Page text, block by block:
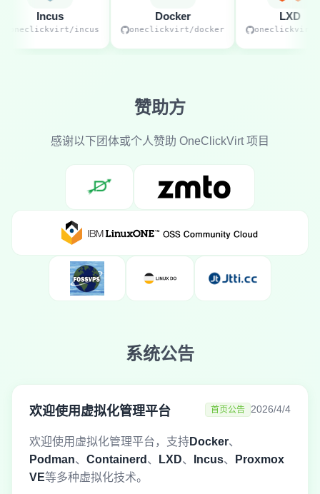
Incus
oneclickvirt/incus
Docker
oneclickvirt/docker
LXD
oneclickvirt/
赞助方
感谢以下团体或个人赞助 OneClickVirt 项目
系统公告
欢迎使用虚拟化管理平台 首页公告 2026/4/4
欢迎使用虚拟化管理平台，支持Docker、
Podman、 Containerd 、 LXD、 Incus、
Proxmox
VE等多种虚拟化技术。